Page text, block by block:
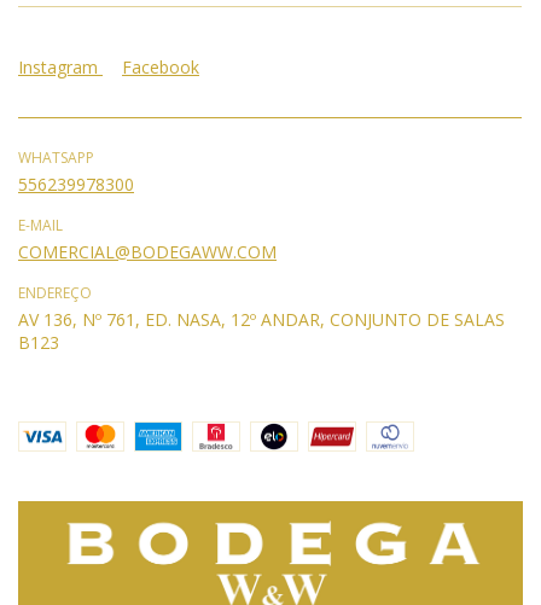
Instagram Facebook
WHATSAPP
556239978300
E-MAIL
COMERCIAL@BODEGAWW.COM
ENDEREÇO
AV 136, Nº 761, ED. NASA, 12º ANDAR, CONJUNTO DE SALAS
B123